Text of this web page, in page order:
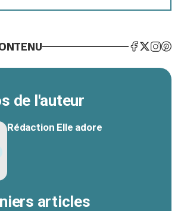
de l'auteur
Rédaction Elle adore
articles